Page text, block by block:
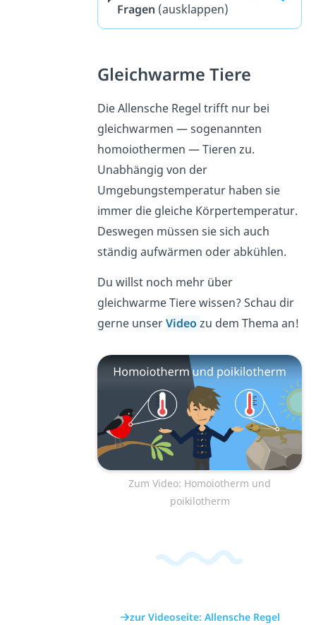
Fragen (ausklappen)
Gleichwarme Tiere
Die Allensche Regel trifft nur bei
gleichwarmen — sogenannten
homoiothermen — Tieren zu.
Unabhängig von der
Umgebungstemperatur haben sie
immer die gleiche Körpertemperatur.
Deswegen müssen sie sich auch
ständig aufwärmen oder abkühlen.
Du willst noch mehr über
gleichwarme Tiere wissen? Schau dir
gerne unserVideozu dem Thema an!
Zum Video: Homoiotherm und
poikilotherm
zur Videoseite: Allensche Regel